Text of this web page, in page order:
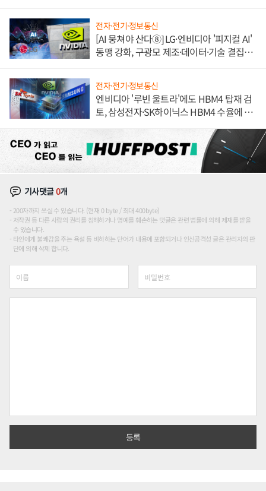
전자·전기·정보통신
[AI 뭉쳐야 산다⑧] LG·엔비디아 '피지컬 AI'
동맹 강화, 구광모 제조·데이터·기술 결집
전자·전기·정보통신
엔비디아 '루빈 울트라'에도 HBM4 탑재 검
토, 삼성전자·SK하이닉스 HBM4 수율에 주
기사댓글0개
200자까지 쓰실 수 있습니다. (현재 0 byte / 최대 400byte)
저작권 등 다른 사람의 권리를 침해하거나 명예를 훼손하는 댓글은 관련 법률에 의해 제재를 받을
수 있습니다.
타인에게 불쾌감을 주는 욕설 등 비하하는 단어가 내용에 포함되거나 인신공격성 글은 관리자의 판
단에 의해 삭제 합니다.